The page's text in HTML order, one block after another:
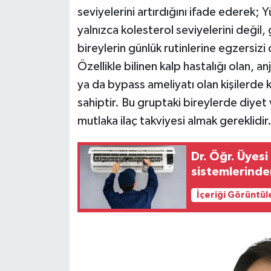
seviyelerini artırdığını ifade
yalnızca kolesterol seviyelerini değil,
bireylerin günlük rutinlerine egzersizi
Özellikle bilinen kalp hastalığı olan,
ya da bypass ameliyatı olan
sahiptir. Bu gruptaki bireylerde diyet
mutlaka ilaç takviyesi almak gereklidir.
Dr. Öğr. Üyesi Doğan: Lejyoner hastalığı klima
İçeriği